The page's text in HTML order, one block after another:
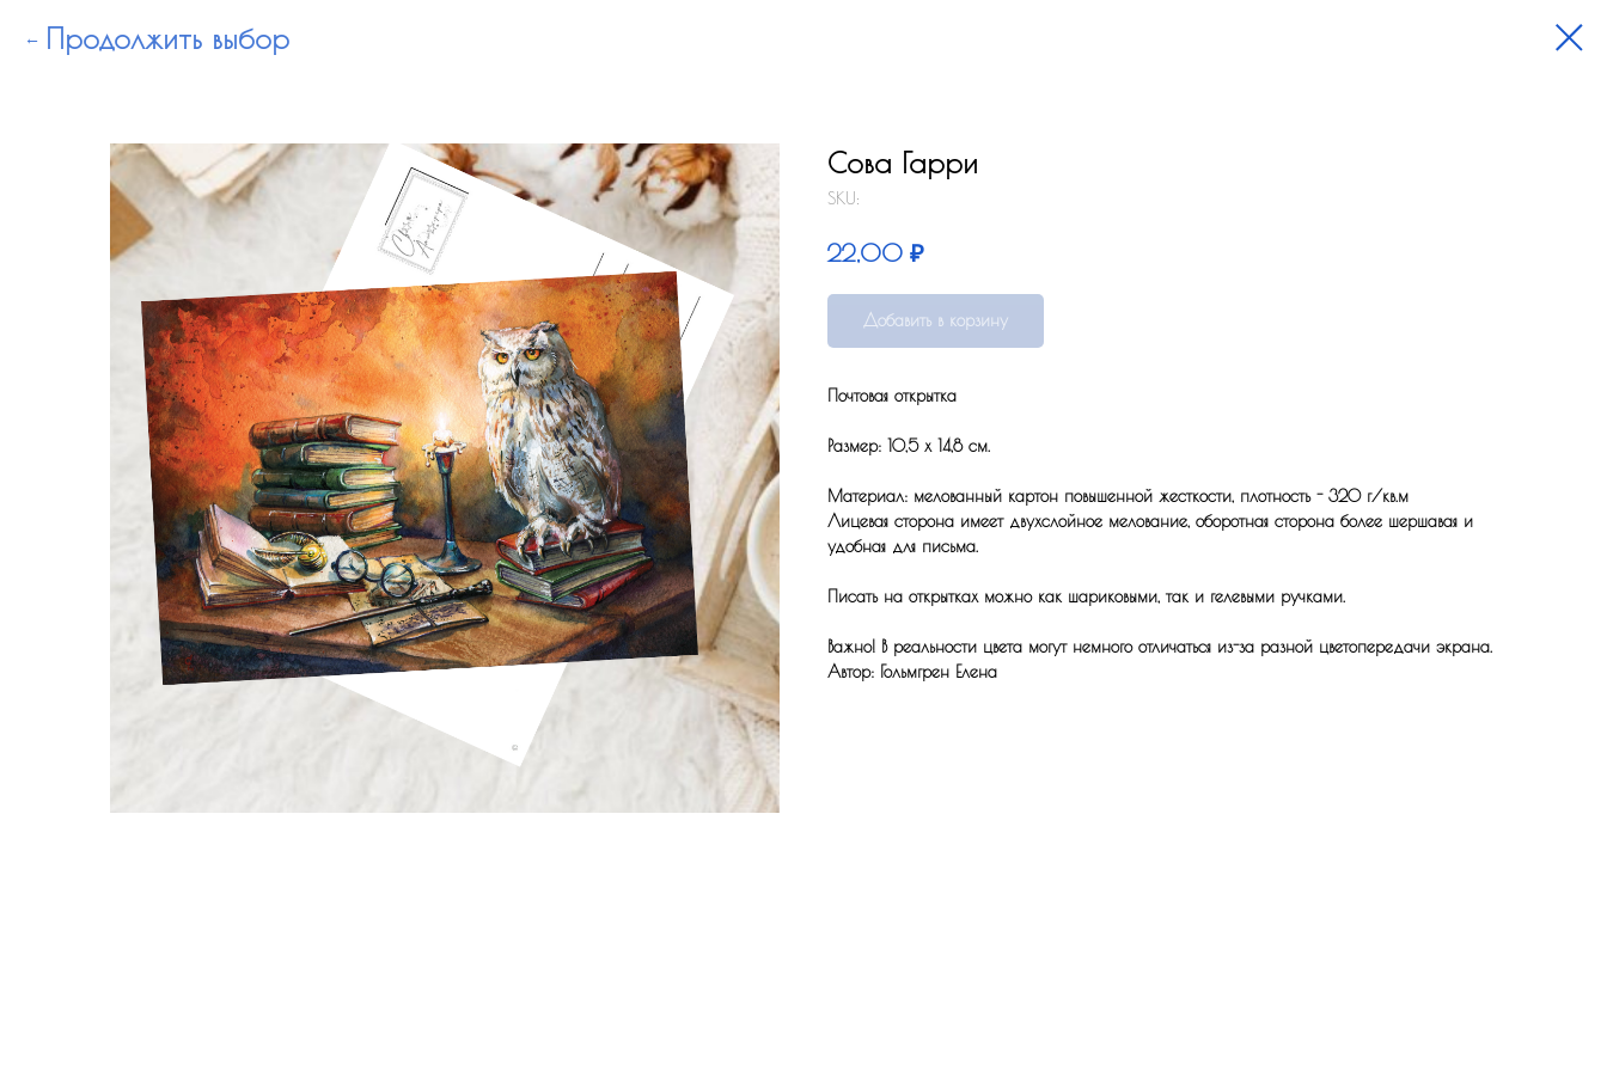
Продолжить выбор
Сова Гарри
SKU:
22,00 ₽
Добавить в корзину
Почтовая открытка
Размер: 10,5 x 14,8 см.
Материал: мелованный картон повышенной жесткости, плотность - 320 г/кв.м
Лицевая сторона имеет двухслойное мелование, оборотная сторона более шершавая и
удобная для письма.
Писать на открытках можно как шариковыми, так и гелевыми ручками.
Важно! В реальности цвета могут немного отличаться из-за разной цветопередачи экрана.
Автор: Гольмгрен Елена